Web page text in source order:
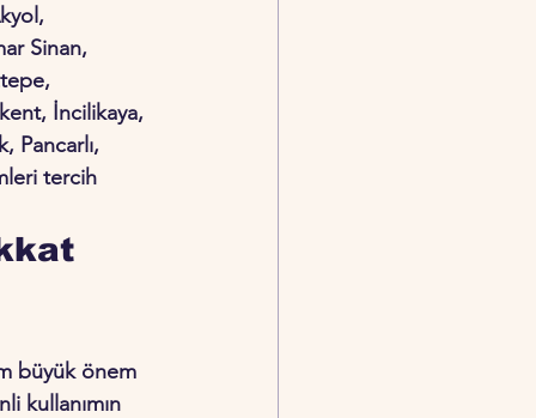
Sinan,
İncilikaya,
Pancarlı,
tercih
büyük önem
kullanımın